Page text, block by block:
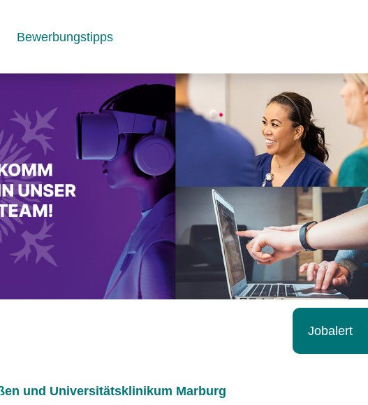
Bewerbungstipps
und Universitätsklinikum Marburg
Jobalert